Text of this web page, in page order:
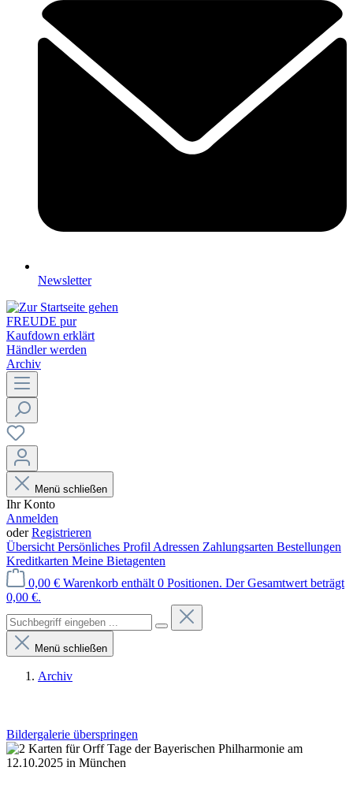
Newsletter
FREUDE pur
Kaufdown erklärt
Händler werden
Archiv
Menü schließen
Ihr Konto
Anmelden
oderRegistrieren
Übersicht Persönliches Profil Adressen Zahlungsarten Bestellungen
Kreditkarten Meine Bietagenten
0,00 € Warenkorb enthält 0 Positionen. Der Gesamtwert beträgt
0,00 €.
Menü schließen
Archiv
Bildergalerie überspringen